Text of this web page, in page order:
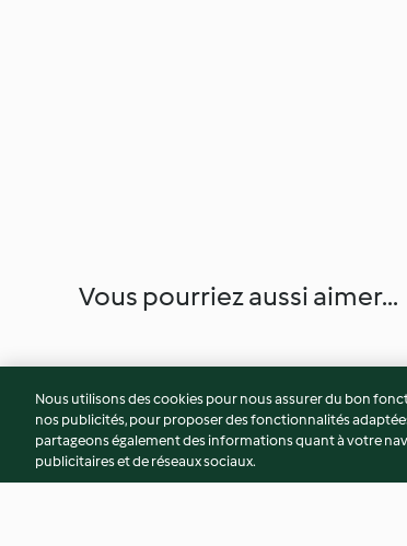
Vous pourriez aussi aimer...
Nous utilisons des cookies pour nous assurer du bon
nos publicités, pour proposer des fonctionnalités
partageons également des informations quant à votre
publicitaires et de réseaux sociaux.